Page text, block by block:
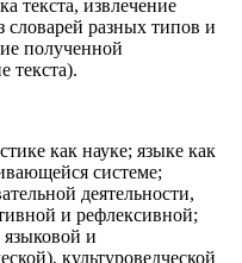
текста, извлечение
разных типов и
полученной
текста).
как науке; языке как
системе;
деятельности,
и рефлексивной;
и
культуроведческой